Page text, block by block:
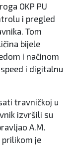
OKP PU
i pregled
Tom
bijele
i načinom
i digitalnu
travničkoj u
izvršili su
A.M.
prilikom je